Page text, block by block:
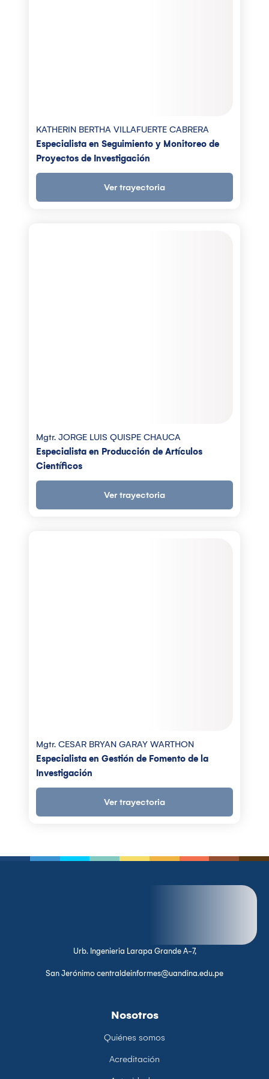
KATHERIN BERTHA VILLAFUERTE CABRERA
Especialista en Seguimiento y Monitoreo de
Proyectos de Investigación
Ver trayectoria
Mgtr. JORGE LUIS QUISPE CHAUCA
Especialista en Producción de Artículos
Científicos
Ver trayectoria
Mgtr. CESAR BRYAN GARAY WARTHON
Especialista en Gestión de Fomento de la
Investigación
Ver trayectoria
Urb. Ingenieria Larapa Grande A-7,
San Jerónimo centraldeinformes@uandina.edu.pe
Nosotros
Quiénes somos
Acreditación